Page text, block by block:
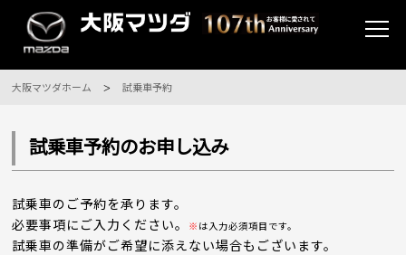
大阪マツダホーム 試乗車予約
試乗車予約のお申し込み
試乗車のご予約を承ります。
必要事項にご入力ください。
※ は入力必須項目です。
試乗車の準備がご希望に添えない場合もございます。